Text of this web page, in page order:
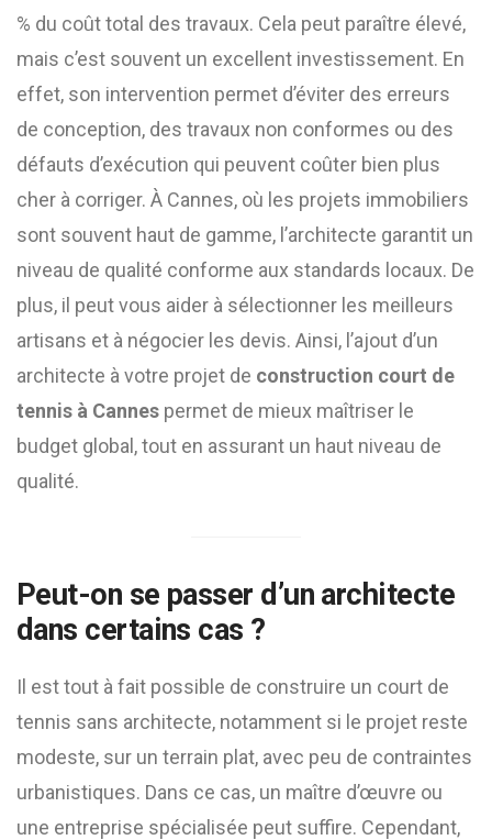
% du coût total des travaux. Cela peut paraître élevé,
mais c’est souvent un excellent investissement. En
effet, son intervention permet d’éviter des erreurs
de conception, des travaux non conformes ou des
défauts d’exécution qui peuvent coûter bien plus
cher à corriger. À Cannes, où les projets immobiliers
sont souvent haut de gamme, l’architecte garantit un
niveau de qualité conforme aux standards locaux. De
plus, il peut vous aider à sélectionner les meilleurs
artisans et à négocier les devis. Ainsi, l’ajout d’un
architecte à votre projet de construction court de
tennis à Cannes permet de mieux maîtriser le
budget global, tout en assurant un haut niveau de
qualité.
Peut-on se passer d’un architecte
dans certains cas ?
Il est tout à fait possible de construire un court de
tennis sans architecte, notamment si le projet reste
modeste, sur un terrain plat, avec peu de contraintes
urbanistiques. Dans ce cas, un maître d’œuvre ou
une entreprise spécialisée peut suffire. Cependant,